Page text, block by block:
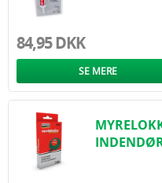
84,95 DKK
SE MERE